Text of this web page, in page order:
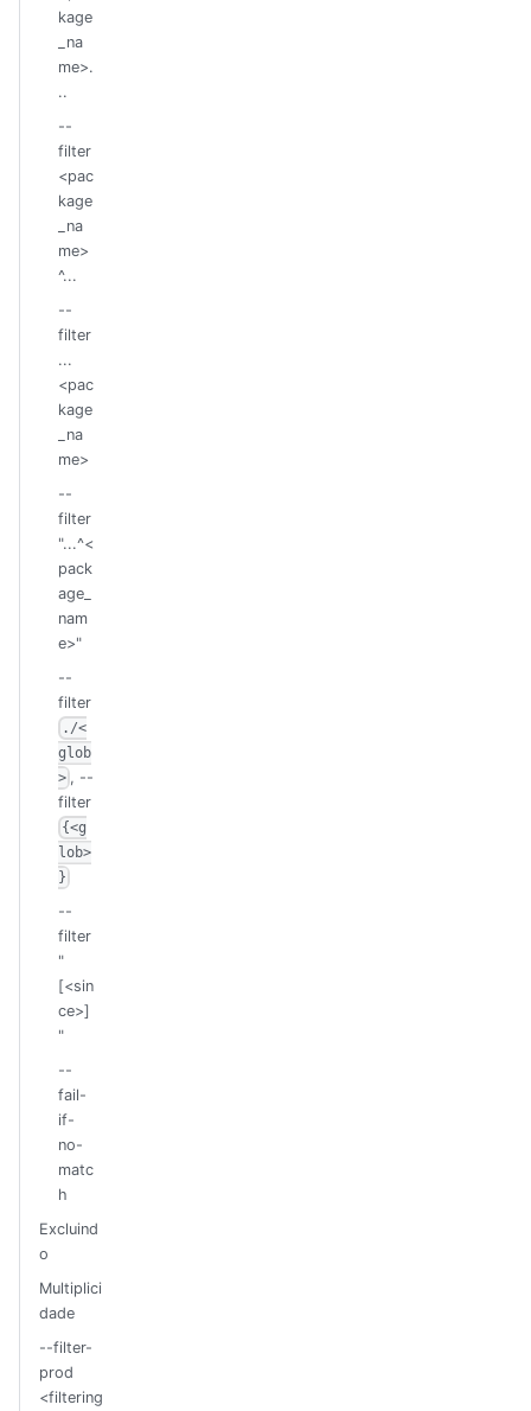
kage
_na
me>.
..
--
filter
<pac
kage
_na
me>
^...
--
filter
...
<pac
kage
_na
me>
--
filter
"...^<
pack
age_
nam
e>"
--
filter
./<
glob
> , --
filter
{<g
lob>
}
--
filter
"
[<sin
ce>]
"
--
fail-
if-
no-
matc
h
Excluind
o
Multiplici
dade
--filter-
prod
<filtering